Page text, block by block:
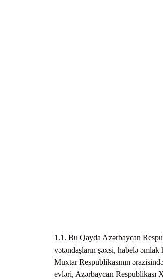
1.1. Bu Qayda Azərbaycan
vətəndaşların şəxsi, habelə
Muxtar Respublikasının
evləri, Azərbaycan Respublikası